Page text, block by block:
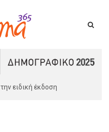
την ειδική έκδοση